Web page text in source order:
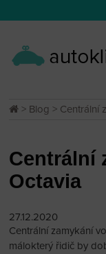
> Blog > Centrální
Centrální
Octavia
27.12.2020
Centrální zamykání
málokterý řidič by